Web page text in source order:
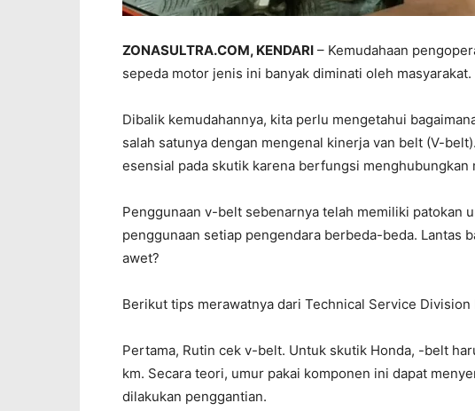
ZONASULTRA.COM, KENDARI – Kemudahaan
sepeda motor jenis ini banyak diminati oleh masyarakat.
Dibalik kemudahannya, kita perlu mengetahui
salah satunya dengan mengenal kinerja van belt (V-
esensial pada skutik karena berfungsi menghubungkan
Penggunaan v-belt sebenarnya telah memiliki patokan
penggunaan setiap pengendara berbeda-beda. Lantas
awet?
Berikut tips merawatnya dari Technical Service Division
Pertama, Rutin cek v-belt. Untuk skutik Honda, -belt
km. Secara teori, umur pakai komponen ini dapat
dilakukan penggantian.